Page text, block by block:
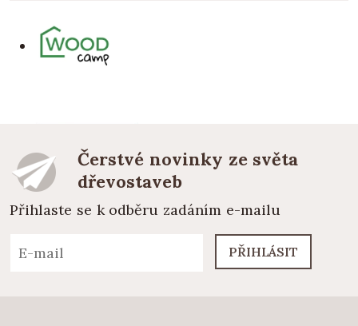
Čerstvé novinky ze světa
dřevostaveb
Přihlaste se k odběru zadáním e-mailu
PŘIHLÁSIT